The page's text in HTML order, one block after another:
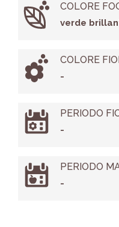
COLORE
verde
COLORE
-
PERIODO
-
PERIODO
-